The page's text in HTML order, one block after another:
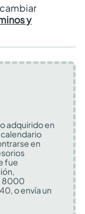
y
adquirido en
en
fue
8000
o envía un